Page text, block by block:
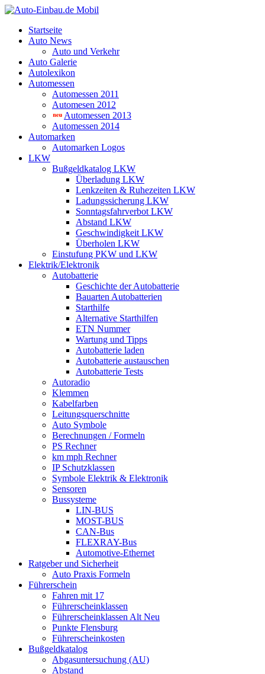
Startseite
Auto News
Auto und Verkehr
Auto Galerie
Autolexikon
Automessen
Automessen 2011
Automesen 2012
Automessen 2013
Automessen 2014
Automarken
Automarken Logos
LKW
Bußgeldkatalog LKW
Überladung LKW
Lenkzeiten & Ruhezeiten LKW
Ladungssicherung LKW
Sonntagsfahrverbot LKW
Abstand LKW
Geschwindigkeit LKW
Überholen LKW
Einstufung PKW und LKW
Elektrik/Elektronik
Autobatterie
Geschichte der Autobatterie
Bauarten Autobatterien
Starthilfe
Alternative Starthilfen
ETN Nummer
Wartung und Tipps
Autobatterie laden
Autobatterie austauschen
Autobatterie Tests
Autoradio
Klemmen
Kabelfarben
Leitungsquerschnitte
Auto Symbole
Berechnungen / Formeln
PS Rechner
km mph Rechner
IP Schutzklassen
Symbole Elektrik & Elektronik
Sensoren
Bussysteme
LIN-BUS
MOST-BUS
CAN-Bus
FLEXRAY-Bus
Automotive-Ethernet
Ratgeber und Sicherheit
Auto Praxis Formeln
Führerschein
Fahren mit 17
Führerscheinklassen
Führerscheinklassen Alt Neu
Punkte Flensburg
Führerscheinkosten
Bußgeldkatalog
Abgasuntersuchung (AU)
Abstand